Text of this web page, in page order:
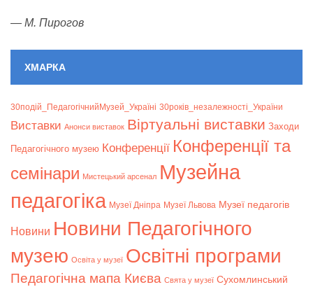
— М. Пирогов
ХМАРКА
30подій_ПедагогічнийМузей_Україні 30років_незалежності_України
Bиставки Анонси виставок Віртуальні виставки Заходи
Педагогічного музею Конференції Конференції та
семінари Мистецький арсенал Музейна
педагогіка Музеї Дніпра Музеї Львова Музеї педагогів
Новини Новини Педагогічного
музею Освіта у музеї Освітні програми
Педагогічна мапа Києва Свята у музеї Сухомлинський